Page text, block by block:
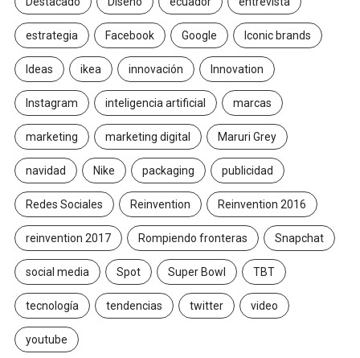
estrategia Facebook Google Iconic brands
Ideas ikea innovación Innovation
Instagram inteligencia artificial marcas
marketing marketing digital Maruri Grey
navidad Nike packaging publicidad
Redes Sociales Reinvention Reinvention 2016
reinvention 2017 Rompiendo fronteras Snapchat
social media Spot Super Bowl TBT
tecnología tendencias twitter video
youtube